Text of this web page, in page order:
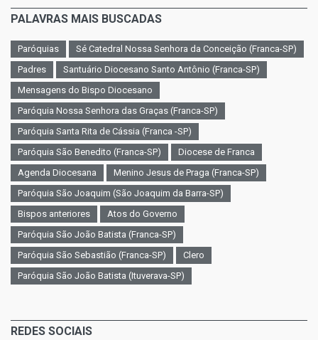
PALAVRAS MAIS BUSCADAS
Paróquias
Sé Catedral Nossa Senhora da Conceição (Franca-SP)
Padres
Santuário Diocesano Santo Antônio (Franca-SP)
Mensagens do Bispo Diocesano
Paróquia Nossa Senhora das Graças (Franca-SP)
Paróquia Santa Rita de Cássia (Franca -SP)
Paróquia São Benedito (Franca-SP)
Diocese de Franca
Agenda Diocesana
Menino Jesus de Praga (Franca-SP)
Paróquia São Joaquim (São Joaquim da Barra-SP)
Bispos anteriores
Atos do Governo
Paróquia São João Batista (Franca-SP)
Paróquia São Sebastião (Franca-SP)
Clero
Paróquia São João Batista (Ituverava-SP)
REDES SOCIAIS